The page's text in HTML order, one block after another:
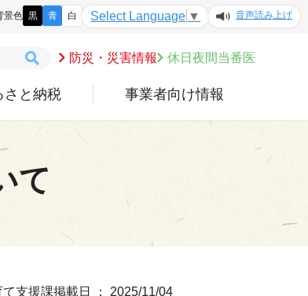
防災・災害情報 休日夜間当番医
さと納税 事業者向け情報
景色 黒 青 白 Select Language ▼ 音声読み上げ
て
支援課掲載日 ： 2025/11/04